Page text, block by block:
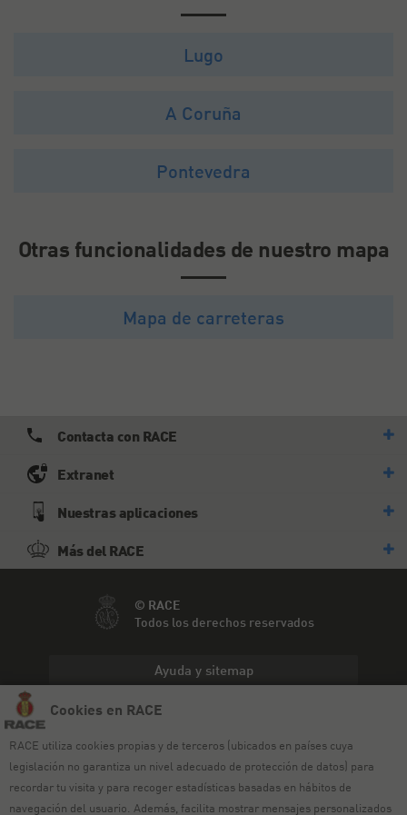
Cookies en RACE
RACE utiliza cookies propias y de terceros (ubicados en países cuya
legislación no garantiza un nivel adecuado de protección de datos) para
recordar tu visita y para recoger estadísticas basadas en hábitos de
navegación del usuario. Además, facilita mostrar mensajes personalizados
Lugo
A Coruña
Pontevedra
Otras funcionalidades de nuestro mapa
Mapa de carreteras
Contacta con RACE
Extranet
Nuestras aplicaciones
Más del RACE
© RACE
Todos los derechos reservados
Ayuda y sitemap
Política de privacidad
Política de cookies